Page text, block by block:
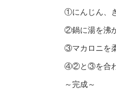
①にんじん、
②鍋に湯を沸
③マカロニを
④②と③を合わ
～完成～